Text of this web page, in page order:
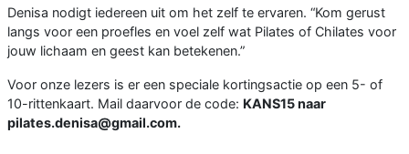
Denisa nodigt iedereen uit om het zelf te ervaren. “Kom gerust
langs voor een proefles en voel zelf wat Pilates of Chilates voor
jouw lichaam en geest kan betekenen.”
Voor onze lezers is er een speciale kortingsactie op een 5- of
10-rittenkaart. Mail daarvoor de code: KANS15 naar
pilates.denisa@gmail.com.